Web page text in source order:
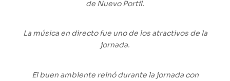
de Nuevo Portil.
La música en directo fue uno de los atractivos de la
jornada.
El buen ambiente reinó durante la jornada con